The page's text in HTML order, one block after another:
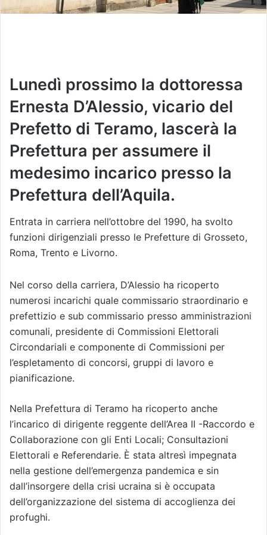
Lunedì prossimo la dottoressa
Ernesta D’Alessio, vicario del
Prefetto di Teramo, lascerà la
Prefettura per assumere il
medesimo incarico presso la
Prefettura dell’Aquila.
Entrata in carriera nell’ottobre del 1990, ha svolto
funzioni dirigenziali presso le Prefetture di Grosseto,
Roma, Trento e Livorno.
Nel corso della carriera, D’Alessio ha ricoperto
numerosi incarichi quale commissario straordinario e
prefettizio e sub commissario presso amministrazioni
comunali, presidente di Commissioni Elettorali
Circondariali e componente di Commissioni per
l’espletamento di concorsi, gruppi di lavoro e
pianificazione.
Nella Prefettura di Teramo ha ricoperto anche
l’incarico di dirigente reggente dell’Area II -Raccordo e
Collaborazione con gli Enti Locali; Consultazioni
Elettorali e Referendarie. È stata altresì impegnata
nella gestione dell’emergenza pandemica e sin
dall’insorgere della crisi ucraina si è occupata
dell’organizzazione del sistema di accoglienza dei
profughi.